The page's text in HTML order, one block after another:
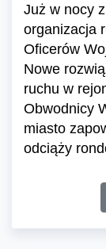
Już w nocy
organizacja
Oficerów
Nowe
ruchu w
Obwodnicy
miasto
odciąży